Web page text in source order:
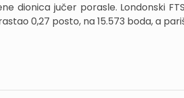
dionica jučer porasle. Londonski
0,27 posto, na 15.573 boda, a